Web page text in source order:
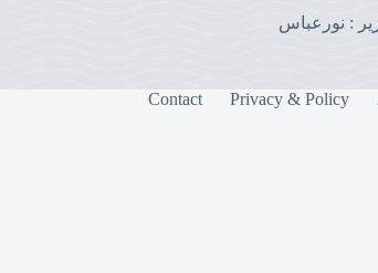
: نورعباس
Privacy & Policy
Contact